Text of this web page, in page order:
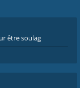
être soulag